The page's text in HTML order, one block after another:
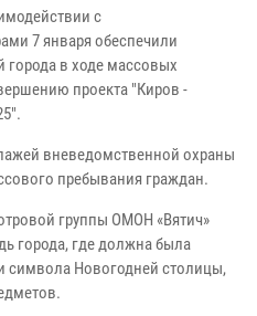
с
7 января обеспечили
города в ходе массовых
проекта "Киров -
вневедомственной охраны
пребывания граждан.
группы ОМОН «Вятич»
города, где должна была
символа Новогодней столицы,